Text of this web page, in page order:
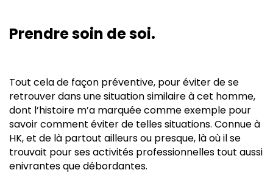
Prendre soin de soi.
Tout cela de façon préventive, pour éviter de se
retrouver dans une situation similaire à cet homme,
dont l’histoire m’a marquée comme exemple pour
savoir comment éviter de telles situations. Connue à
HK, et de là partout ailleurs ou presque, là où il se
trouvait pour ses activités professionnelles tout aussi
enivrantes que débordantes.